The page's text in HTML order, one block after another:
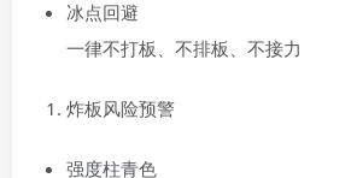
冰点回避
一律不打板、不排板、不接力
炸板风险预警
强度柱青色